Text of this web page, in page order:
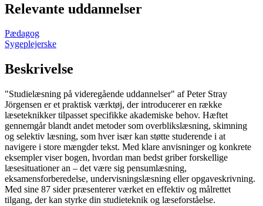
Relevante uddannelser
Pædagog
Sygeplejerske
Beskrivelse
"Studielæsning på videregående uddannelser" af Peter Stray
Jörgensen er et praktisk værktøj, der introducerer en række
læseteknikker tilpasset specifikke akademiske behov. Hæftet
gennemgår blandt andet metoder som overblikslæsning, skimning
og selektiv læsning, som hver især kan støtte studerende i at
navigere i store mængder tekst. Med klare anvisninger og konkrete
eksempler viser bogen, hvordan man bedst griber forskellige
læsesituationer an – det være sig pensumlæsning,
eksamensforberedelse, undervisningslæsning eller opgaveskrivning.
Med sine 87 sider præsenterer værket en effektiv og målrettet
tilgang, der kan styrke din studieteknik og læseforståelse.